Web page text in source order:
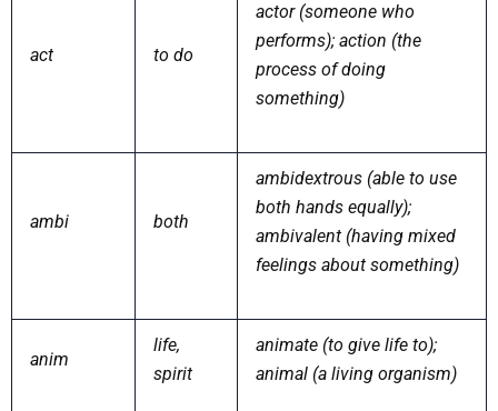
act to do
actor (someone who
performs); action (the
process of doing
something)
ambi both
ambidextrous (able to use
both hands equally);
ambivalent (having mixed
feelings about something)
anim
life,
spirit
animate (to give life to);
animal (a living organism)